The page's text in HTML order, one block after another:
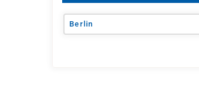
Berlin